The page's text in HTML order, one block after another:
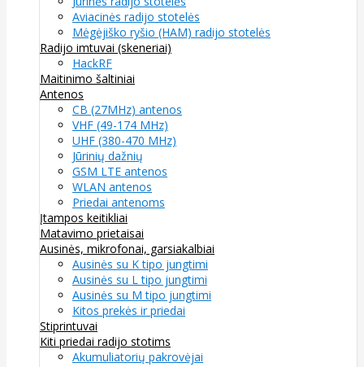
Aviacinės radijo stotelės
Mėgėjiško ryšio (HAM) radijo stotelės
Radijo imtuvai (skeneriai)
HackRF
Maitinimo šaltiniai
Antenos
CB (27MHz) antenos
VHF (49-174 MHz)
UHF (380-470 MHz)
Jūrinių dažnių
GSM LTE antenos
WLAN antenos
Priedai antenoms
Įtampos keitikliai
Matavimo prietaisai
Ausinės, mikrofonai, garsiakalbiai
Ausinės su K tipo jungtimi
Ausinės su L tipo jungtimi
Ausinės su M tipo jungtimi
Kitos prekės ir priedai
Stiprintuvai
Kiti priedai radijo stotims
Akumuliatorių pakrovėjai